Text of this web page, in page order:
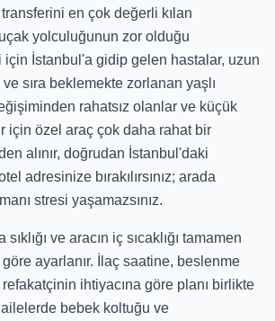
en çok değerli kılan
yolculuğunun zor olduğu
için İstanbul'a gidip gelen hastalar, uzun
sıra beklemekte zorlanan yaşlı
rahatsız olanlar ve küçük
için özel araç çok daha rahat bir
alınır, doğrudan İstanbul'daki
adresinize bırakılırsınız; arada
stresi yaşamazsınız.
sıklığı ve aracın iç sıcaklığı tamamen
ayarlanır. İlaç saatine, beslenme
ihtiyacına göre planı birlikte
bebek koltuğu ve